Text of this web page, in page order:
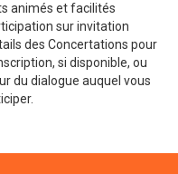
animés et facilités
sur invitation
des Concertations pour
si disponible, ou
du dialogue auquel vous